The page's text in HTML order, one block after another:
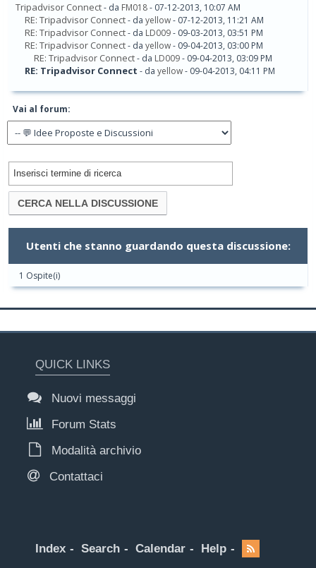
Tripadvisor Connect- da FM018- 07-12-2013, 10:07 AM
RE: Tripadvisor Connect- da yellow- 07-12-2013, 11:21 AM
RE: Tripadvisor Connect- da LD009- 09-03-2013, 03:51 PM
RE: Tripadvisor Connect- da yellow- 09-04-2013, 03:00 PM
RE: Tripadvisor Connect- da LD009- 09-04-2013, 03:09 PM
RE: Tripadvisor Connect - da yellow- 09-04-2013, 04:11 PM
Vai al forum:
Utenti che stanno guardando questa discussione:
1 Ospite(i)
QUICK LINKS
Nuovi messaggi
Forum Stats
Modalità archivio
Contattaci
Index Search Calendar Help